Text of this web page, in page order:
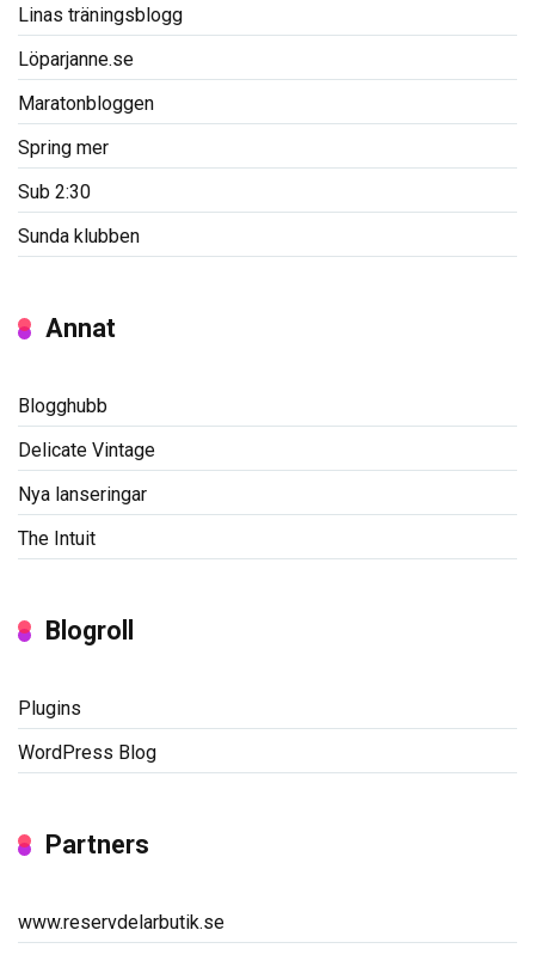
Linas träningsblogg
Löparjanne.se
Maratonbloggen
Spring mer
Sub 2:30
Sunda klubben
Annat
Blogghubb
Delicate Vintage
Nya lanseringar
The Intuit
Blogroll
Plugins
WordPress Blog
Partners
www.reservdelarbutik.se